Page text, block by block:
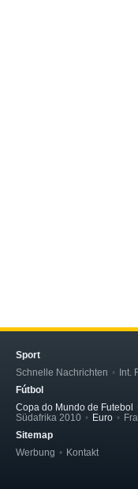
Sport
Schnelle Nachrichten
Int.
Fútbol
Copa do Mundo de Futebol
Südafrika 2010
Euro
Sitemap
Werbung
Kontakt